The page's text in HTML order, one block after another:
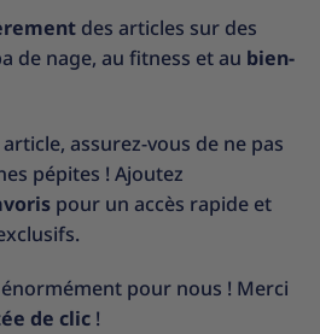
des articles sur des
de nage, au fitness et au bien-
assurez-vous de ne pas
pépites ! Ajoutez
pour un accès rapide et
pour nous ! Merci
de clic !